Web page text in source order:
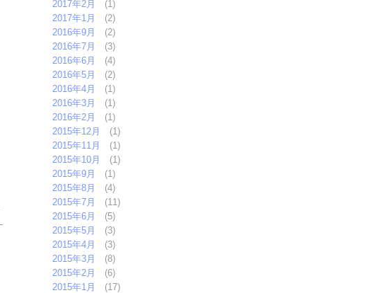
2017年2月
(1)
2017年1月
(2)
2016年9月
(2)
2016年7月
(3)
2016年6月
(4)
2016年5月
(2)
2016年4月
(1)
2016年3月
(1)
2016年2月
(1)
2015年12月
(1)
2015年11月
(1)
2015年10月
(1)
2015年9月
(1)
2015年8月
(4)
2015年7月
(11)
2015年6月
(5)
2015年5月
(3)
2015年4月
(3)
2015年3月
(8)
2015年2月
(6)
2015年1月
(17)